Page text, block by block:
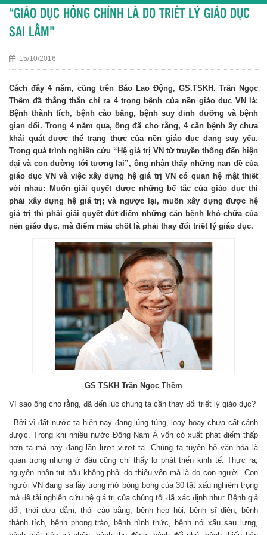
“GIÁO DỤC HỎNG CHÍNH LÀ DO TRIẾT LÝ GIÁO DỤC
SAI LẦM"
15/10/2016
Cách đây 4 năm, cũng trên Báo Lao Động, GS.TSKH. Trần Ngọc
Thêm đã thẳng thắn chỉ ra 4 trọng bệnh của nền giáo dục VN là:
Bệnh thành tích, bệnh cào bằng, bệnh suy dinh dưỡng và bệnh
gian dối. Trong 4 năm qua, ông đã cho rằng, 4 căn bệnh ấy chưa
khái quát được thể trạng thực của nền giáo dục đang suy yếu.
Trong quá trình nghiên cứu “Hệ giá trị VN từ truyền thống đến hiện
đại và con đường tới tương lai”, ông nhận thấy những nan đề của
giáo dục VN và việc xây dựng hệ giá trị VN có quan hệ mật thiết
với nhau: Muốn giải quyết được những bế tắc của giáo dục thì
phải xây dựng hệ giá trị; và ngược lại, muốn xây dựng được hệ
giá trị thì phải giải quyết dứt điểm những căn bệnh khó chữa của
nền giáo dục, mà điểm mấu chốt là phải thay đổi triết lý giáo dục.
GS TSKH Trần Ngọc Thêm
Vì sao ông cho rằng, đã đến lúc chúng ta cần thay đổi triết lý giáo dục?
- Bởi vì đất nước ta hiện nay đang lúng túng, loay hoay chưa cất cánh
được. Trong khi nhiều nước Đông Nam Á vốn có xuất phát điểm thấp
hơn ta mà nay đang lần lượt vượt ta. Chúng ta tuyên bố văn hóa là
quan trọng nhưng ở đâu cũng chỉ thấy lo phát triển kinh tế. Thực ra,
nguyên nhân tụt hậu không phải do thiếu vốn mà là do con người. Con
người VN đang sa lầy trong mớ bòng bong của 30 tật xấu nghiêm trọng
mà đề tài nghiên cứu hệ giá trị của chúng tôi đã xác định như: Bệnh giả
dối, thói dựa dẫm, thói cào bằng, bệnh hẹp hòi, bệnh sĩ diện, bệnh
thành tích, bệnh phong trào, bệnh hình thức, bệnh nói xấu sau lưng,